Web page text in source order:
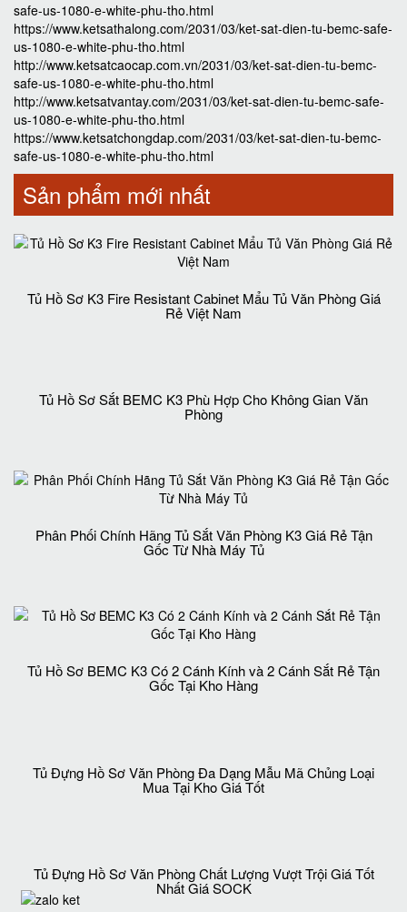
safe-us-1080-e-white-phu-tho.html
https://www.ketsathalong.com/2031/03/ket-sat-dien-tu-bemc-safe-
us-1080-e-white-phu-tho.html
http://www.ketsatcaocap.com.vn/2031/03/ket-sat-dien-tu-bemc-
safe-us-1080-e-white-phu-tho.html
http://www.ketsatvantay.com/2031/03/ket-sat-dien-tu-bemc-safe-
us-1080-e-white-phu-tho.html
https://www.ketsatchongdap.com/2031/03/ket-sat-dien-tu-bemc-
safe-us-1080-e-white-phu-tho.html
Sản phẩm mới nhất
Tủ Hồ Sơ K3 Fire Resistant Cabinet Mẩu Tủ Văn Phòng Giá
Rẻ Việt Nam
Tủ Hồ Sơ Sắt BEMC K3 Phù Hợp Cho Không Gian Văn
Phân Phối Chính Hãng Tủ Sắt Văn Phòng K3 Giá Rẻ Tận
Tủ Hồ Sơ BEMC K3 Có 2 Cánh Kính và 2 Cánh Sắt Rẻ Tận